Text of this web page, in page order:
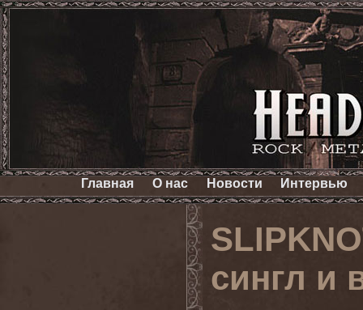
Главная О нас Новости Интервью
сингл и